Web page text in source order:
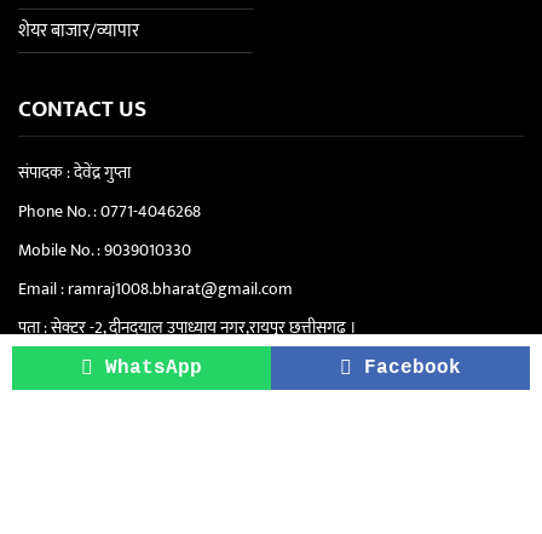
शेयर बाजार/व्यापार
CONTACT US
संपादक : देवेंद्र गुप्ता
Phone No. :0771-4046268
Mobile No. :9039010330
Email :ramraj1008.bharat@gmail.com
पता : सेक्टर -2, दीनदयाल उपाध्याय नगर,रायपुर छत्तीसगढ़ ।
सिटी ऑफिस "रामराज" - सेंट्रल स्कूल के पास, सेक्टर
4, दीनदयाल उपाध्याय नगर, रायपुर (छत्तीसगढ़)
WhatsApp Facebook